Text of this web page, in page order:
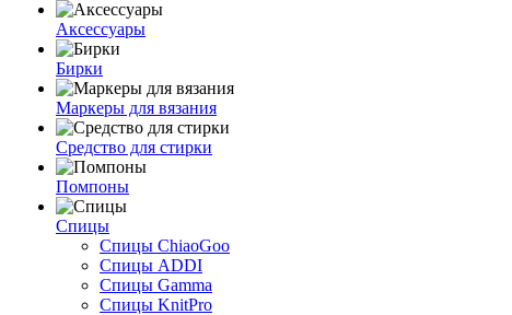
Аксессуары
Бирки
Маркеры для вязания
Средство для стирки
Помпоны
Спицы
Спицы ChiaoGoo
Спицы ADDI
Спицы Gamma
Спицы KnitPro